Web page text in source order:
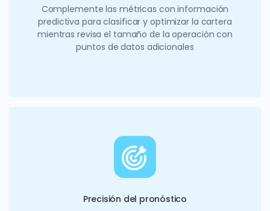
Complemente las métricas con información
predictiva para clasificar y optimizar la cartera
mientras revisa el tamaño de la operación con
puntos de datos adicionales
Precisión del pronóstico